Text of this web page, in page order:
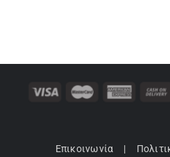
Επικοινωνία